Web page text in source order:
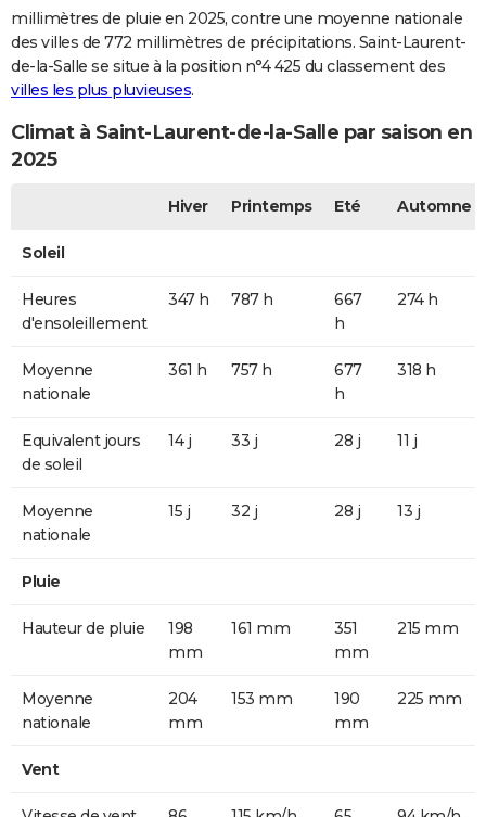
millimètres de pluie en 2025, contre une moyenne nationale
des villes de 772 millimètres de précipitations. Saint-Laurent-
de-la-Salle se situe à la position n°4 425 du classement des
villes les plus pluvieuses.
Climat à Saint-Laurent-de-la-Salle par saison en
2025
Hiver Printemps Eté Automne
Soleil
Heures
d'ensoleillement
347 h 787 h
667
h
274 h
Moyenne
nationale
361 h 757 h
677
h
318 h
Equivalent jours
de soleil
14 j 33 j 28 j 11 j
Moyenne
nationale
15 j 32 j 28 j 13 j
Pluie
Hauteur de pluie
198
mm
161 mm
351
mm
215 mm
Moyenne
nationale
204
mm
153 mm
190
mm
225 mm
Vent